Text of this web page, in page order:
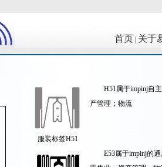
首页 关于
服装标签H51
H51属于impinj自
产管理；物流
E53属于impinj的